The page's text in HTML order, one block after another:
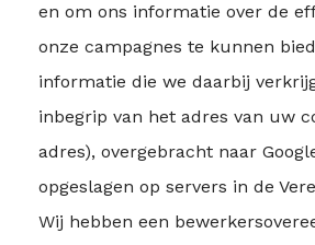
en om ons informatie over de
onze campagnes te kunnen
informatie die we daarbij
inbegrip van het adres van uw
adres), overgebracht naar
opgeslagen op servers in de
Wij hebben een